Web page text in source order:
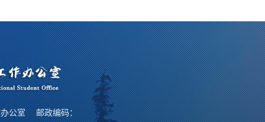
办公室 邮政编码：